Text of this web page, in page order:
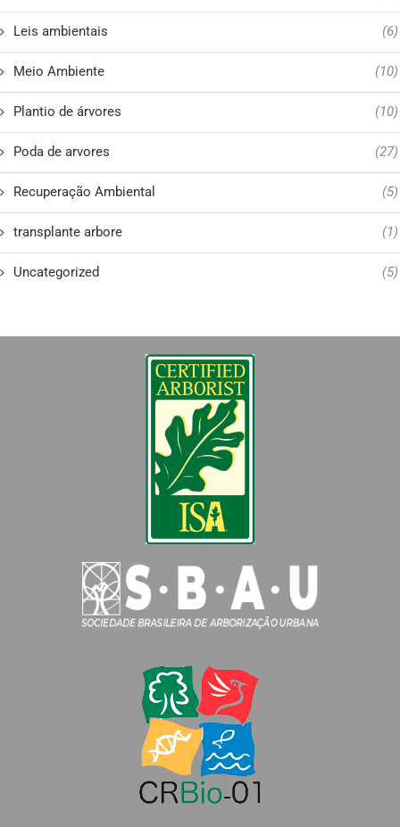
Leis ambientais (6)
Meio Ambiente (10)
Plantio de árvores (10)
Poda de arvores (27)
Recuperação Ambiental (5)
transplante arbore (1)
Uncategorized (5)